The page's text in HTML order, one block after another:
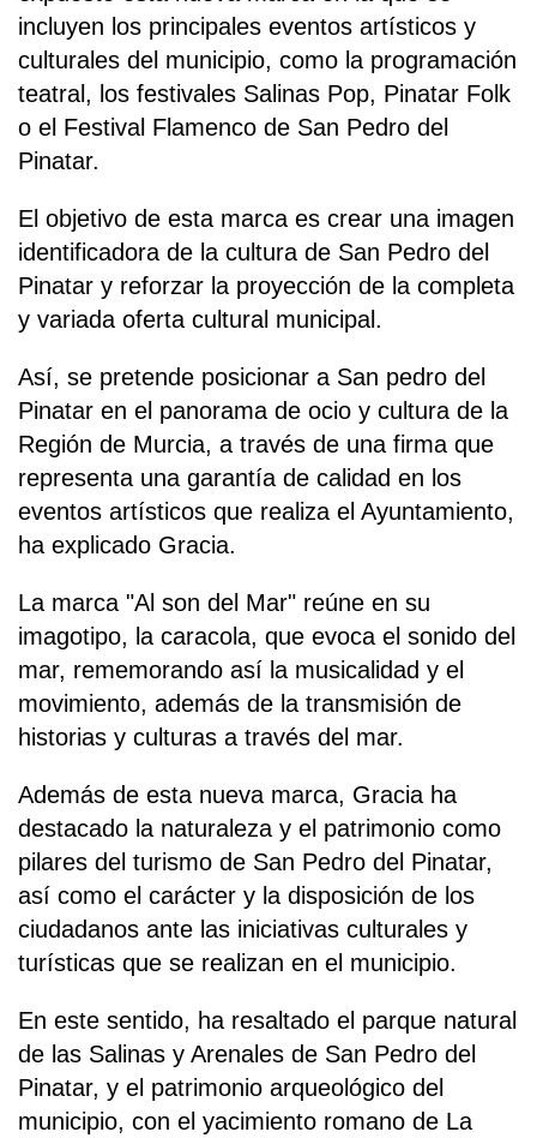
incluyen los principales eventos artísticos y
culturales del municipio, como la programación
teatral, los festivales Salinas Pop, Pinatar Folk
o el Festival Flamenco de San Pedro del
Pinatar.
El objetivo de esta marca es crear una imagen
identificadora de la cultura de San Pedro del
Pinatar y reforzar la proyección de la completa
y variada oferta cultural municipal.
Así, se pretende posicionar a San pedro del
Pinatar en el panorama de ocio y cultura de la
Región de Murcia, a través de una firma que
representa una garantía de calidad en los
eventos artísticos que realiza el Ayuntamiento,
ha explicado Gracia.
La marca "Al son del Mar" reúne en su
imagotipo, la caracola, que evoca el sonido del
mar, rememorando así la musicalidad y el
movimiento, además de la transmisión de
historias y culturas a través del mar.
Además de esta nueva marca, Gracia ha
destacado la naturaleza y el patrimonio como
pilares del turismo de San Pedro del Pinatar,
así como el carácter y la disposición de los
ciudadanos ante las iniciativas culturales y
turísticas que se realizan en el municipio.
En este sentido, ha resaltado el parque natural
de las Salinas y Arenales de San Pedro del
Pinatar, y el patrimonio arqueológico del
municipio, con el yacimiento romano de La